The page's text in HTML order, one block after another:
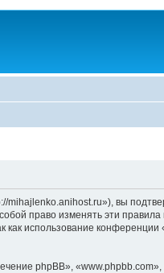
вы
право изменять эти
использование
phpBB», «www.phpbb.com»,